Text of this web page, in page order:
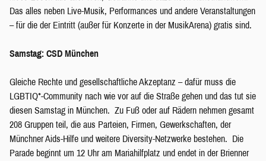
Das alles neben Live-Musik, Performances und andere Veranstaltungen
– für die der Eintritt (außer für Konzerte in der MusikArena) gratis sind.
Samstag: CSD München
Gleiche Rechte und gesellschaftliche Akzeptanz – dafür muss die
LGBTIQ*-Community nach wie vor auf die Straße gehen und das tut sie
diesen Samstag in München. Zu Fuß oder auf Rädern nehmen gesamt
208 Gruppen teil, die aus Parteien, Firmen, Gewerkschaften, der
Münchner Aids-Hilfe und weitere Diversity-Netzwerke bestehen. Die
Parade beginnt um 12 Uhr am Mariahilfplatz und endet in der Brienner